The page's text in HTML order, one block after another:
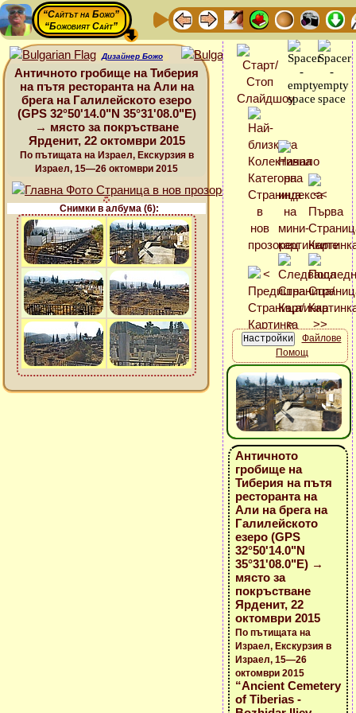
“Сайтът на Божо”
“Божовият Сайт”
Дизайнер Божо
Античното гробище на Тиберия
на пътя ресторанта на Али на
брега на Галилейското езеро
(GPS 32°50'14.0"N 35°31'08.0"E)
→ място за покръстване
Ярденит, 22 октомври 2015
По пътищата на Израел, Екскурзия в
Израел, 15—26 октомври 2015
Снимки в албума (6):
Файлове
Помощ
Античното
гробище на
Тиберия на пътя
ресторанта на
Али на брега на
Галилейското
езеро (GPS
32°50'14.0"N
35°31'08.0"E) →
място за
покръстване
Ярденит, 22
октомври 2015
По пътищата на
Израел, Екскурзия в
Израел, 15—26
октомври 2015
“Ancient Cemetery
of Tiberias -